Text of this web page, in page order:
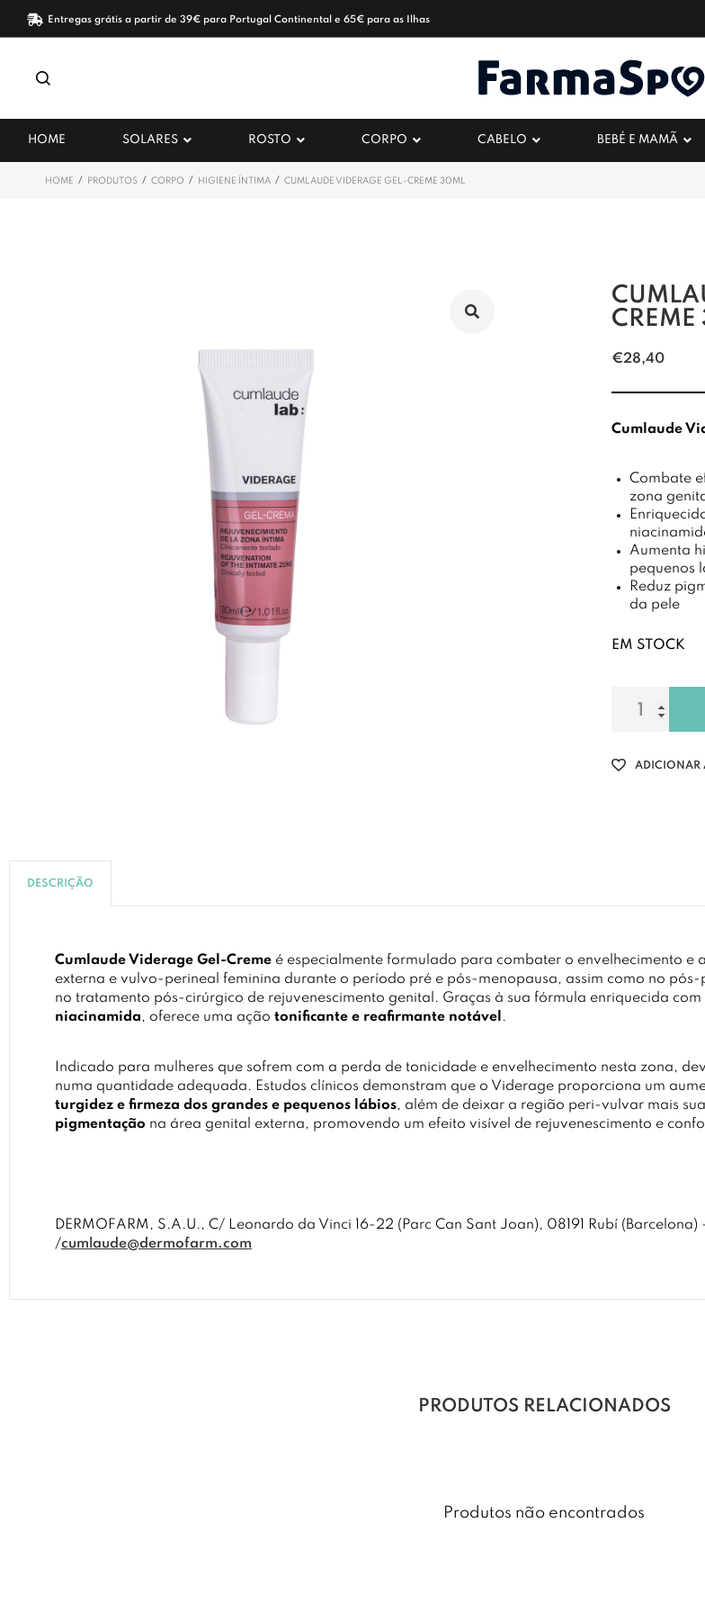
Entregas grátis a partir de 39€ para Portugal Continental e 65€ para as Ilhas
HOME SOLARES ROSTO CORPO CABELO BEBÉ E MAMÃ
HOME / PRODUTOS / CORPO / HIGIENE ÍNTIMA / CUMLAUDE VIDERAGE GEL-CREME 30ML
€28,40
Cumlaude
Combate
zona
Aumenta
pequenos
Reduz
da pele
EM STOCK
ADICIONAR
DESCRIÇÃO
Cumlaude Viderage Gel-Creme é especialmente formulado para combater o envelhecimento e
externa e vulvo-perineal feminina durante o período pré e pós-menopausa, assim como no
no tratamento pós-cirúrgico de rejuvenescimento genital. Graças à sua fórmula enriquecida com
niacinamida, oferece uma ação tonificante e reafirmante notável .
Indicado para mulheres que sofrem com a perda de tonicidade e envelhecimento nesta zona,
numa quantidade adequada. Estudos clínicos demonstram que o Viderage proporciona um
turgidez e firmeza dos grandes e pequenos lábios, além de deixar a região peri-vulvar mais
pigmentação na área genital externa, promovendo um efeito visível de rejuvenescimento e
DERMOFARM, S.A.U., C/ Leonardo da Vinci 16-22 (Parc Can Sant Joan), 08191 Rubí (Barcelona)
/cumlaude@dermofarm.com
PRODUTOS RELACIONADOS
Produtos não encontrados